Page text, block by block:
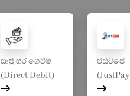
ඍජු හර ගෙවීම්
(Direct Debit)
ජස්ට්පේ